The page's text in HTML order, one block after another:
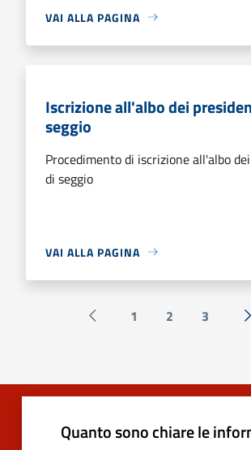
VAI ALLA PAGINA
Iscrizione all'albo dei
seggio
Procedimento di iscrizione all'albo
di seggio
VAI ALLA PAGINA
Pagina precedente
1 2 3
Quanto sono chiare le